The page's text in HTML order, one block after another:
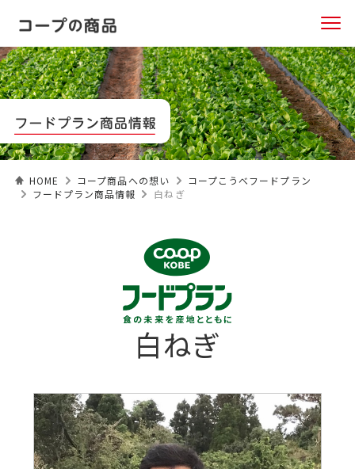
HOME コープ商品への想い
コープこうべフードプラン
フードプラン商品情報
白ねぎ
白ねぎ